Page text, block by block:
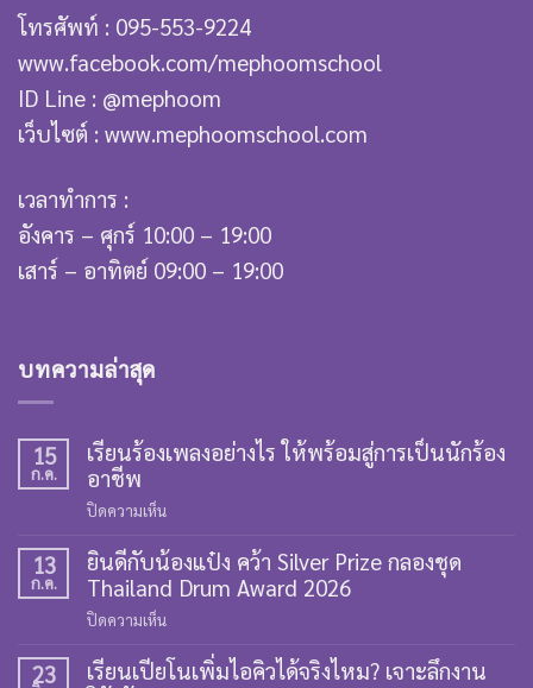
โทรศัพท์ : 095-553-9224
www.facebook.com/mephoomschool
ID Line : @mephoom
เว็บไซต์ : www.mephoomschool.com
เวลาทำการ :
อังคาร – ศุกร์ 10:00 – 19:00
เสาร์ – อาทิตย์ 09:00 – 19:00
บทความล่าสุด
15
ก.ค.
เรียนร้องเพลงอย่างไร ให้พร้อมสู่การเป็นนักร้อง
อาชีพ
ปิดความเห็น
ร้อง
เพลง
พร้อม
สู่
13
ก.ค.
ยินดีกับน้องแป๋ง คว้า Silver Prize กลองชุด
Thailand Drum Award 2026
ปิดความเห็น
กับ
23
เรียนเปียโนเพิ่มไอคิวได้จริงไหม? เจาะลึกงาน